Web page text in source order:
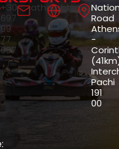
+30
697
99
77
097
https://
Road
-
Pachi
191
00